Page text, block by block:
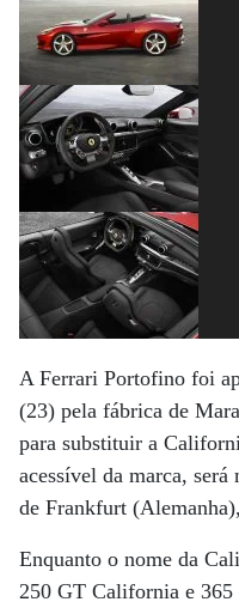
A Ferrari Portofino foi
(23) pela fábrica de
para substituir a
acessível da marca,
de Frankfurt
Enquanto o nome da
250 GT California e